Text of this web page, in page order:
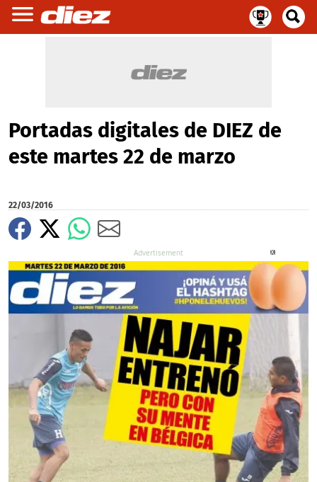
Portadas digitales de DIEZ de
este martes 22 de marzo
22/03/2016
X